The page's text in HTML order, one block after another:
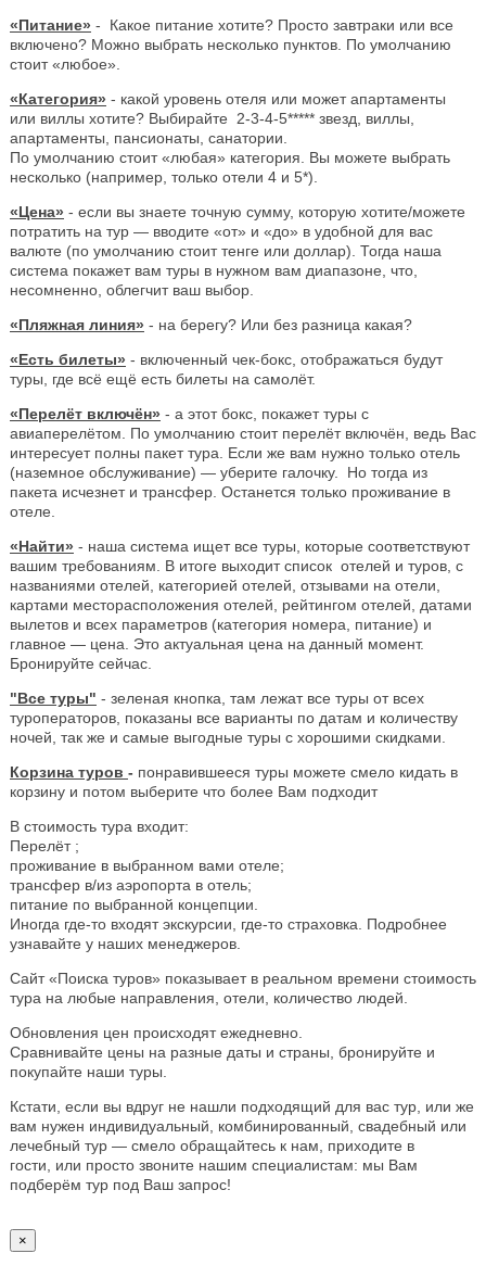
«Питание» - Какое питание хотите? Просто завтраки или все
включено? Можно выбрать несколько пунктов. По умолчанию
стоит «любое».
«Категория» - какой уровень отеля или может апартаменты
или виллы хотите? Выбирайте 2-3-4-5***** звезд, виллы,
апартаменты, пансионаты, санатории.
По умолчанию стоит «любая» категория. Вы можете выбрать
несколько (например, только отели 4 и 5*).
«Цена» - если вы знаете точную сумму, которую хотите/можете
потратить на тур — вводите «от» и «до» в удобной для вас
валюте (по умолчанию стоит тенге или доллар). Тогда наша
система покажет вам туры в нужном вам диапазоне, что,
несомненно, облегчит ваш выбор.
«Пляжная линия» - на берегу? Или без разница какая?
«Есть билеты» - включенный чек-бокс, отображаться будут
туры, где всё ещё есть билеты на самолёт.
«Перелёт включён» - а этот бокс, покажет туры с
авиаперелётом. По умолчанию стоит перелёт включён, ведь Вас
интересует полны пакет тура. Если же вам нужно только отель
(наземное обслуживание) — уберите галочку. Но тогда из
пакета исчезнет и трансфер. Останется только проживание в
отеле.
«Найти» - наша система ищет все туры, которые соответствуют
вашим требованиям. В итоге выходит список отелей и туров, с
названиями отелей, категорией отелей, отзывами на отели,
картами месторасположения отелей, рейтингом отелей, датами
вылетов и всех параметров (категория номера, питание) и
главное — цена. Это актуальная цена на данный момент.
Бронируйте сейчас.
"Все туры" - зеленая кнопка, там лежат все туры от всех
туроператоров, показаны все варианты по датам и количеству
ночей, так же и самые выгодные туры с хорошими скидками.
Корзина туров - понравившееся туры можете смело кидать в
корзину и потом выберите что более Вам подходит
В стоимость тура входит:
Перелёт ;
проживание в выбранном вами отеле;
трансфер в/из аэропорта в отель;
питание по выбранной концепции.
Иногда где-то входят экскурсии, где-то страховка. Подробнее
узнавайте у наших менеджеров.
Сайт «Поиска туров» показывает в реальном времени стоимость
тура на любые направления, отели, количество людей.
Обновления цен происходят ежедневно.
Сравнивайте цены на разные даты и страны, бронируйте и
покупайте наши туры.
Кстати, если вы вдруг не нашли подходящий для вас тур, или же
вам нужен индивидуальный, комбинированный, свадебный или
лечебный тур — смело обращайтесь к нам, приходите в
гости, или просто звоните нашим специалистам: мы Вам
подберём тур под Ваш запрос!
×